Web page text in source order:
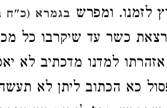
לזמנו. ומפרש בגמרא (כ"ח
כשר עד שיקרבו כל
אזהרתו למדנו מדכתיב לא
כא הכתוב ליתן לא תעשה